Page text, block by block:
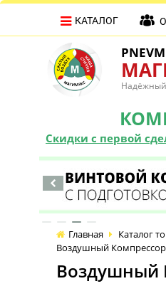
Надёжный
Скидки с первой
КАТАЛОГ
Главная Каталог
Воздушный Компрессор
Воздушный